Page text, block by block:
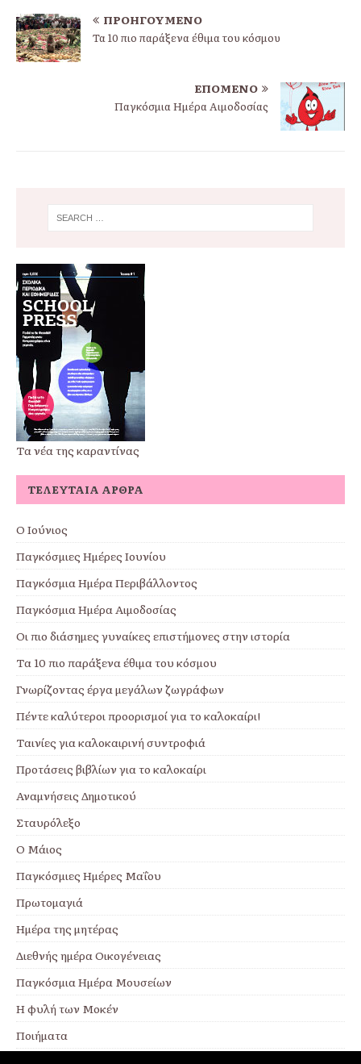
ΠΡΟΗΓΟΎΜΕΝΟ
Τα 10 πιο παράξενα έθιμα του κόσμου
ΕΠΌΜΕΝΟ
Παγκόσμια Ημέρα Αιμοδοσίας
Τα νέα της καραντίνας
ΤΕΛΕΥΤΑΊΑ ΆΡΘΡΑ
Ο Ιούνιος
Παγκόσμιες Ημέρες Ιουνίου
Παγκόσμια Ημέρα Περιβάλλοντος
Παγκόσμια Ημέρα Αιμοδοσίας
Οι πιο διάσημες γυναίκες επιστήμονες στην ιστορία
Τα 10 πιο παράξενα έθιμα του κόσμου
Γνωρίζοντας έργα μεγάλων ζωγράφων
Πέντε καλύτεροι προορισμοί για το καλοκαίρι!
Ταινίες για καλοκαιρινή συντροφιά
Προτάσεις βιβλίων για το καλοκαίρι
Αναμνήσεις Δημοτικού
Σταυρόλεξο
Ο Μάιος
Παγκόσμιες Ημέρες Μαΐου
Πρωτομαγιά
Ημέρα της μητέρας
Διεθνής ημέρα Οικογένειας
Παγκόσμια Ημέρα Μουσείων
Η φυλή των Μοκέν
Ποιήματα